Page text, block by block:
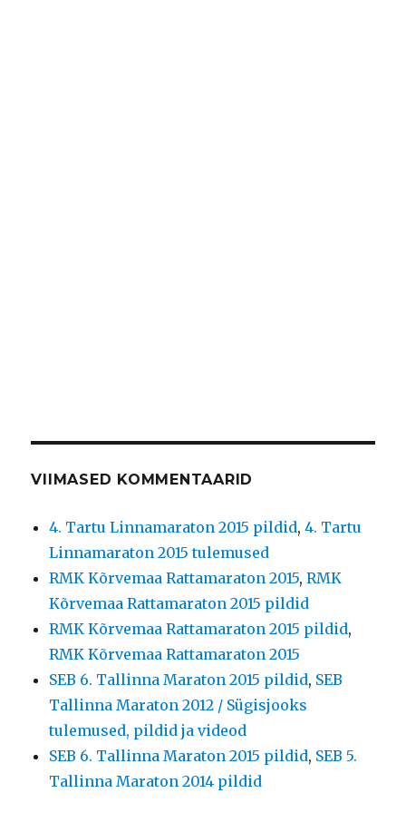
VIIMASED KOMMENTAARID
4. Tartu Linnamaraton 2015 pildid,4. Tartu
Linnamaraton 2015 tulemused
RMK Kõrvemaa Rattamaraton 2015,RMK
Kõrvemaa Rattamaraton 2015 pildid
RMK Kõrvemaa Rattamaraton 2015 pildid,
RMK Kõrvemaa Rattamaraton 2015
SEB 6. Tallinna Maraton 2015 pildid, SEB
Tallinna Maraton 2012 / Sügisjooks
tulemused, pildid ja videod
SEB 6. Tallinna Maraton 2015 pildid, SEB 5.
Tallinna Maraton 2014 pildid